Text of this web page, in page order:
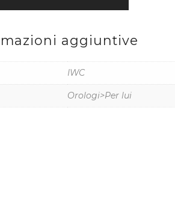
aggiuntive
IWC
Orologi>Per lui